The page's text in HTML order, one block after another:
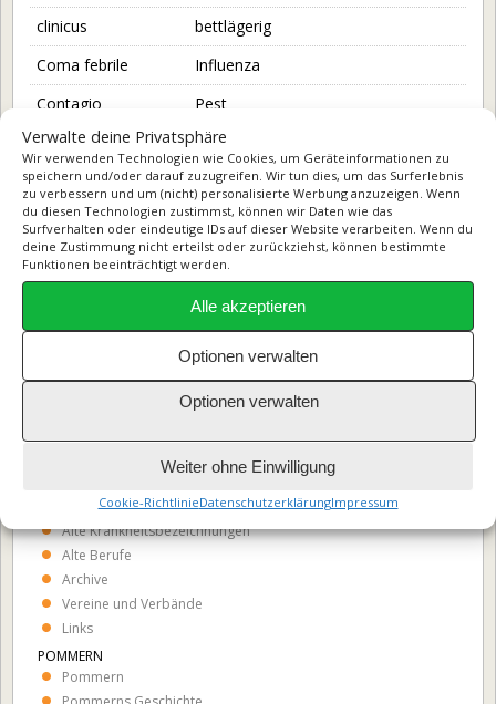
Verwalte deine Privatsphäre
Wir verwenden Technologien wie Cookies, um Geräteinformationen zu
speichern und/oder darauf zuzugreifen. Wir tun dies, um das Surferlebnis
zu verbessern und um (nicht) personalisierte Werbung anzuzeigen. Wenn
du diesen Technologien zustimmst, können wir Daten wie das
Surfverhalten oder eindeutige IDs auf dieser Website verarbeiten. Wenn du
deine Zustimmung nicht erteilst oder zurückziehst, können bestimmte
Funktionen beeinträchtigt werden.
Alle akzeptieren
Weiter ohne Einwilligung
Optionen verwalten
Optionen verwalten
Cookie-RichtlinieDatenschutzerklärungImpressum
— Städtenamen deutsch-polnisch
— Pommern Links
Stammbaum-Daten
— Nachfahrenbaum
— Ahnentafel
— Personen
— Orte
— Feuersturm in Hamburg
— Hadenfeldt Familienchronik
Interessante Links
— Wer hat heute Geburtstag?
— Verstorbene Prominente
— Nahtoderfahrungen
clinicus
bettlägerig
Coma febrile
Influenza
Contagio
Pest
Contraktur
Muskelschrumpfung
Meine Ahnen­forschung und diese Homepage sind meinem
Vater Volker Böttcher gewidmet. Er verstarb 1992 im Alter
von 48 Jahren.
STARTSEITE
Stammbaum-Software
Ahnenforschung auf eigener Homepage
Genealogie-Begriffe
Alte Krankheits­bezeichnungen
Alte Berufe
Archive
Vereine und Verbände
Links
POMMERN
Pommern